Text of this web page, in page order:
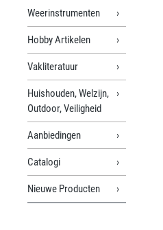
Weerinstrumenten
Hobby Artikelen
Vakliteratuur
Huishouden, Welzijn,
Outdoor, Veiligheid
Aanbiedingen
Catalogi
Nieuwe Producten